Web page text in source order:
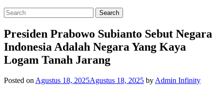
Presiden Prabowo Subianto Sebut Negara
Indonesia Adalah Negara Yang Kaya
Logam Tanah Jarang
Posted on Agustus 18, 2025Agustus 18, 2025 by Admin Infinity